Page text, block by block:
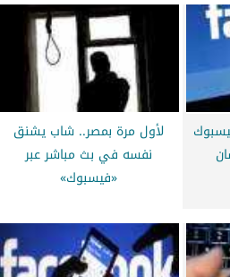
لأول مرة بمصر.. شاب يشنق
نفسه في بث مباشر عبر
«فيسبوك»